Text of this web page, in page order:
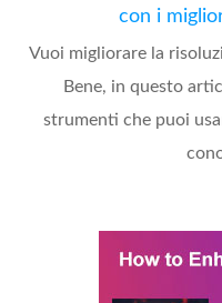
con i
Vuoi migliorare la
Bene, in questo
strumenti che puoi